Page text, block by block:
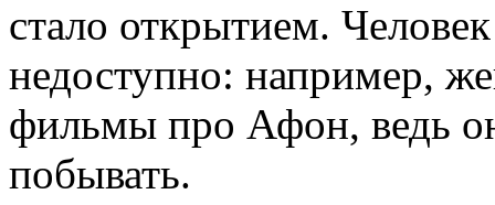
стало открытием.
недоступно: например,
фильмы про Афон, ведь
побывать.